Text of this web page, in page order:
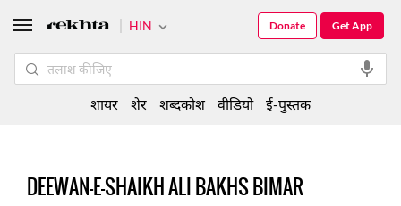
DEEWAN-E-SHAIKH ALI BAKHS BIMAR
HIN Get App
Donate
शायर शेर शब्दकोश वीडियो ई-पुस्तक